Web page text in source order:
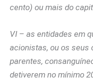
cento) ou mais do
VI – as entidades em
acionistas, ou os seus
parentes,
detiverem no mínimo